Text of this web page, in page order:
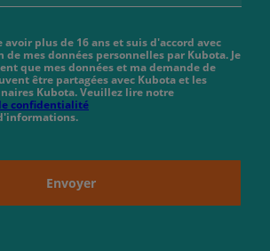
avoir plus de 16 ans et suis d'accord avec
mes données personnelles par Kubota. Je
que mes données et ma demande de
être partagées avec Kubota et les
Kubota. Veuillez lire notre
confidentialité
Envoyer